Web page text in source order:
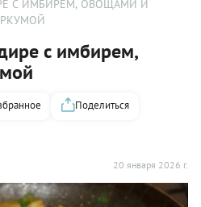
С ИМБИРЕМ, ОВОЩАМИ И
с имбирем,
20 января 2026 г.
Поделиться